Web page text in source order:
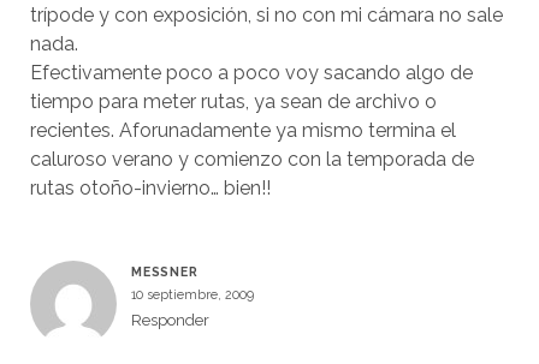
trípode y con exposición, si no con mi cámara no sale
nada.
Efectivamente poco a poco voy sacando algo de
tiempo para meter rutas, ya sean de archivo o
recientes. Aforunadamente ya mismo termina el
caluroso verano y comienzo con la temporada de
rutas otoño-invierno… bien!!
MESSNER
10 septiembre, 2009
Responder